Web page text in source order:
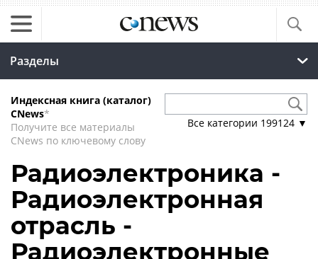
Разделы
Индексная книга (каталог)
CNews*
Получите все материалы
CNews по ключевому слову
Все категории 199124 ▼
Радиоэлектроника -
Радиоэлектронная
отрасль -
Радиоэлектронные